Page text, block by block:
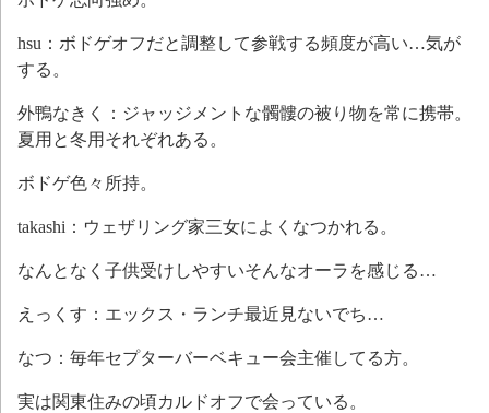
hsu：ボドゲオフだと調整して参戦する頻度が高い…気が
する。
外鴨なきく：ジャッジメントな髑髏の被り物を常に携帯。
夏用と冬用それぞれある。
ボドゲ色々所持。
takashi：ウェザリング家三女によくなつかれる。
なんとなく子供受けしやすいそんなオーラを感じる…
えっくす：エックス・ランチ最近見ないでち…
なつ：毎年セプターバーベキュー会主催してる方。
実は関東住みの頃カルドオフで会っている。